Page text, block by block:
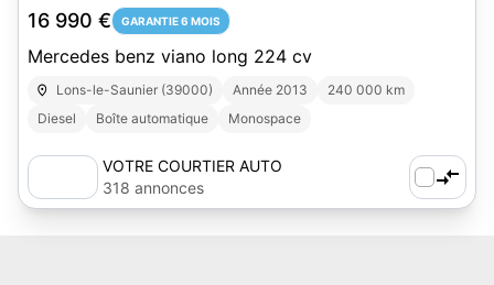
16 990 € GARANTIE 6 MOIS
Mercedes benz viano long 224 cv
Lons-le-Saunier (39000) Année 2013
240 000 km
Diesel
Boîte automatique Monospace
VOTRE COURTIER AUTO
318 annonces